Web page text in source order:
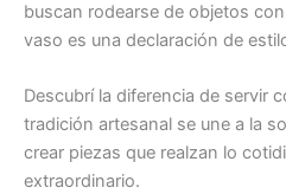
buscan rodearse de objetos
vaso es una declaración de
Descubrí la diferencia de servir
tradición artesanal se une a la
crear piezas que realzan lo
extraordinario.